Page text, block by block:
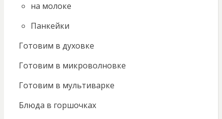
на молоке
Панкейки
Готовим в духовке
Готовим в микроволновке
Готовим в мультиварке
Блюда в горшочках